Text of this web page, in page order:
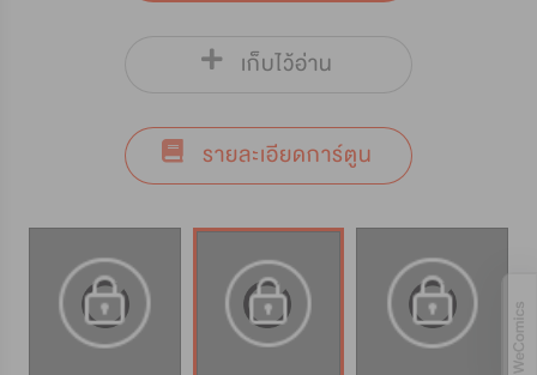
เก็บไว้อ่าน
รายละเอียดการ์ตูน